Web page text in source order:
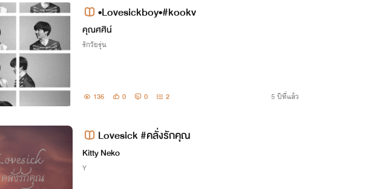
•Lovesickboy•#kookv
คุณศศิน์
รักวัยรุ่น
136 0 0 2 5 ปีที่แล้ว
Lovesick #คลั่งรักคุณ
Kitty Neko
Y